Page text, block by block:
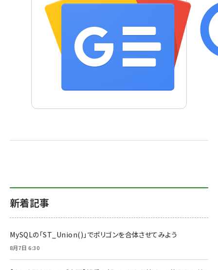
新着記事
MySQLの「ST_Union()」でポリゴンを合体させてみよう
8月7日 6:30